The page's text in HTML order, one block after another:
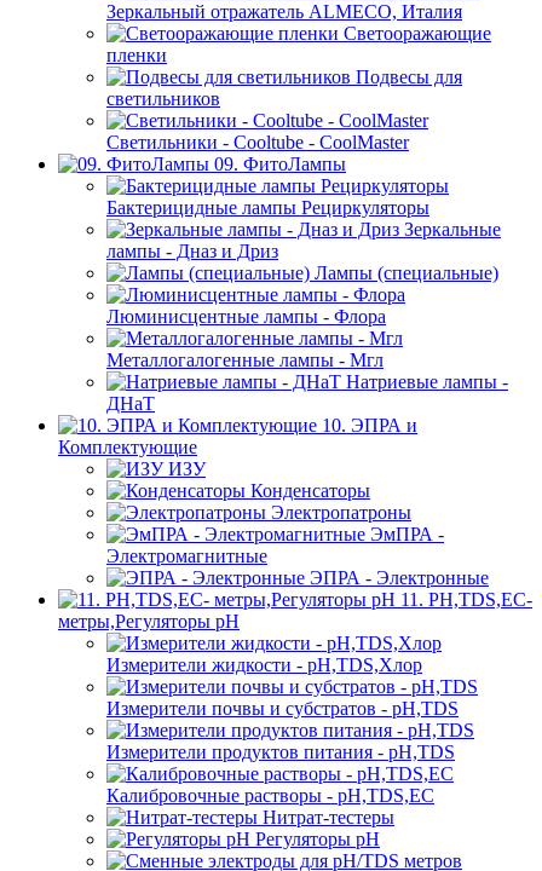
Зеркальный отражатель ALMECO, Италия
Светооражающие
пленки
Подвесы для
светильников
Светильники - Cooltube - CoolMaster
09. ФитоЛампы
Бактерицидные лампы Рециркуляторы
Зеркальные
лампы - Дназ и Дриз
Лампы (специальные)
Люминисцентные лампы - Флора
Металлогалогенные лампы - Мгл
Натриевые лампы -
ДНаТ
10. ЭПРА и
Комплектующие
ИЗУ
Конденсаторы
Электропатроны
ЭмПРА -
Электромагнитные
ЭПРА - Электронные
11. PH,TDS,EC-
метры,Регуляторы pН
Измерители жидкости - pH,TDS,Хлор
Измерители почвы и субстратов - pH,TDS
Измерители продуктов питания - pH,TDS
Калибровочные растворы - pH,TDS,EC
Нитрат-тестеры
Регуляторы pН